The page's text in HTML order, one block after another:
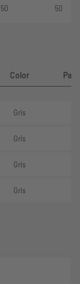
50 50
Color
Gris
Gris
Gris
Gris